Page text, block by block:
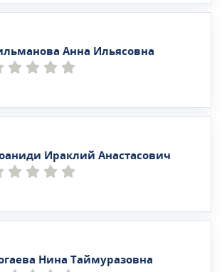
Анна Ильясовна
Ираклий Анастасович
Нина Таймуразовна